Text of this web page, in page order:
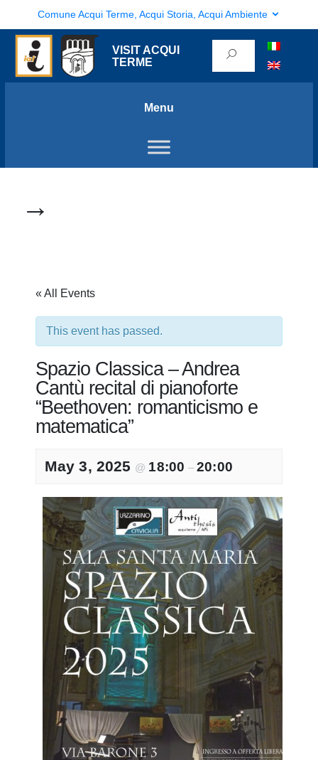
Comune Acqui Terme, Acqui Storia, Acqui Ambiente
VISIT ACQUI
TERME
Menu
→
« All Events
This event has passed.
Spazio Classica – Andrea
Cantù recital di pianoforte
“Beethoven: romanticismo e
matematica”
May 3, 2025 @ 18:00–20:00